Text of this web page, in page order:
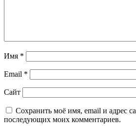
Имя *
Email *
Сайт
Сохранить моё имя, email и адрес
последующих моих комментариев.